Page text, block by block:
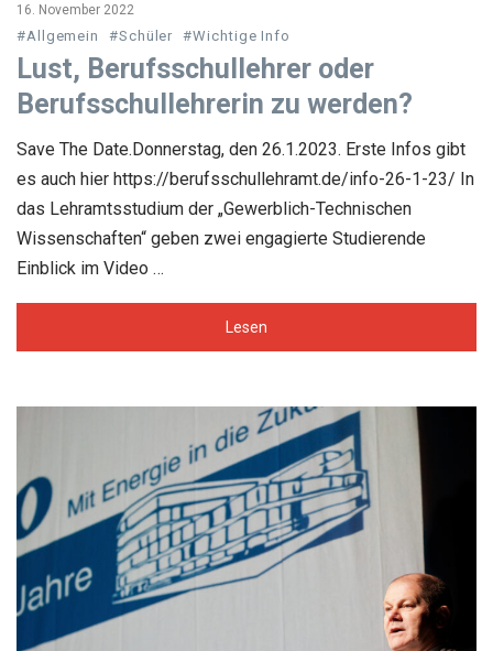
16. November 2022
#Allgemein #Schüler #Wichtige Info
Lust, Berufsschullehrer oder
Berufsschullehrerin zu werden?
Save The Date.Donnerstag, den 26.1.2023. Erste Infos gibt
es auch hier https://berufsschullehramt.de/info-26-1-23/ In
das Lehramtsstudium der „Gewerblich-Technischen
Wissenschaften“ geben zwei engagierte Studierende
Einblick im Video …
Lesen